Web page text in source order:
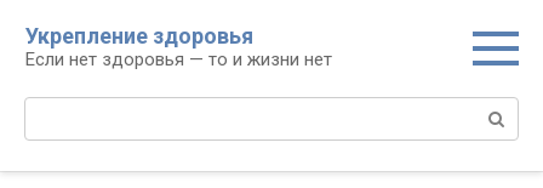
контенту
Укрепление здоровья
Если нет здоровья — то и жизни нет
Поиск: